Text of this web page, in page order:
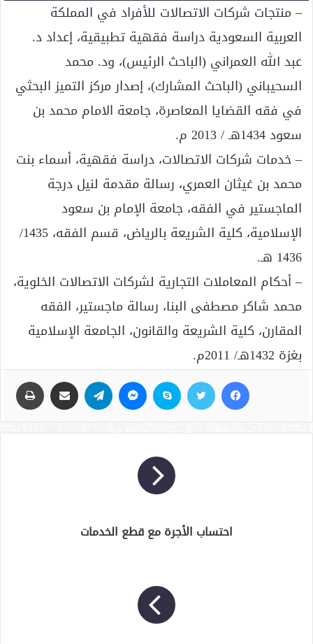
– منتجات شركات الاتصالات للأفراد في المملكة
العربية السعودية دراسة فقهية تطبيقية، إعداد د.
عبد الله العمراني (الباحث الرئيس)، ود. محمد
السحيباني (الباحث المشارك)، إصدار مركز التميز البحثي
في فقه القضايا المعاصرة، جامعة الامام محمد بن
سعود 1434هـ / 2013 م.
– خدمات شركات الاتصالات، دراسة فقهية، أسماء بنت
محمد بن غيثان العمري، رسالة مقدمة لنيل درجة
الماجستير في الفقه، جامعة الإمام بن سعود
الإسلامية، كلية الشريعة بالرياض، قسم الفقه، 1435/
1436 هـ.
– أحكام المعاملات التجارية لشركات الاتصالات الخلوية،
محمد شاكر مصطفى البنا، رسالة ماجستير، الفقه
المقارن، كلية الشريعة والقانون، الجامعة الإسلامية
بغزة 1432هـ/ 2011م.
احتساب الأجرة مع قطع الخدمات